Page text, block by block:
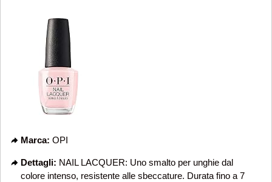
Marca: OPI
Dettagli: NAIL LACQUER: Uno smalto per unghie dal
colore intenso, resistente alle sbeccature. Durata fino a 7